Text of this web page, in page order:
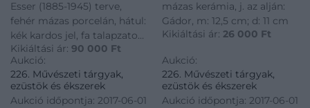
Esser (1885-1945) terve,
fehér mázas porcelán, hátul:
kék kardos jel, fa talapzaton,
m: 39,5 cm
Kikiáltási ár: 90 000 Ft
Aukció:
226. Művészeti tárgyak,
ezüstök és ékszerek
Aukció időpontja: 2017-06-01
mázas kerámia, j. az alján:
Gádor, m: 12,5 cm; d: 11 cm
Kikiáltási ár: 26 000 Ft
Aukció:
226. Művészeti tárgyak,
ezüstök és ékszerek
Aukció időpontja: 2017-06-01